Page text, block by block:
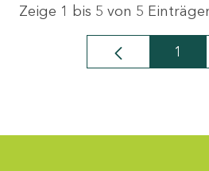
Zeige 1 bis 5 von 5
Seite
1